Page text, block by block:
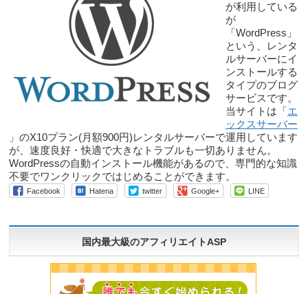
が利用している
が
「WordPress」
という、レンタ
ルサーバーにイ
ンストールする
タイプのブログ
サービスです。
当サイトは「 エ
ックスサーバー
」のX10プラン(月額900円)レンタルサーバーで運用しています
が、速度良好・快適で大きなトラブルも一切ありません。
WordPressの自動インストール機能があるので、専門的な知識
不要でワンクリックではじめることができます。
Facebook Hatena twitter Google+ LINE
国内最大級のアフィリエイトASP